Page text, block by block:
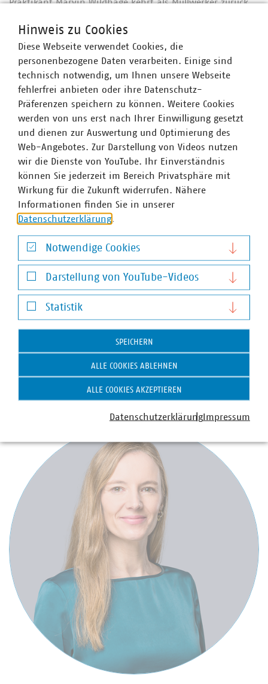
Praktikant Marvin Wildhage kehrt als Müllwerker zurück
VKU-Hauptgeschäftsführer Ingbert Liebing schlüpft
ebenfalls in die Rolle des Lesebotschafters – ganz ohne
Müllauto, aber mit genauso viel Herz.
Ansprechpartner
Hinweis zu Cookies
Diese Webseite verwendet Cookies, die
personenbezogene Daten verarbeiten. Einige sind
technisch notwendig, um Ihnen unsere Webseite
fehlerfrei anbieten oder ihre Datenschutz-
Präferenzen speichern zu können. Weitere Cookies
werden von uns erst nach Ihrer Einwilligung gesetzt
und dienen zur Auswertung und Optimierung des
Web-Angebotes. Zur Darstellung von Videos nutzen
wir die Dienste von YouTube. Ihr Einverständnis
können Sie jederzeit im Bereich Privatsphäre mit
Wirkung für die Zukunft widerrufen. Nähere
Informationen finden Sie in unserer
Datenschutzerklärung
Notwendige Cookies
Notwendige Cookies
Darstellung von YouTube-Videos
Darstellung von YouTube-Videos
Statistik
Statistik
SPEICHERN
ALLE COOKIES ABLEHNEN
ALLE COOKIES AKZEPTIEREN
DatenschutzerklärungImpressum